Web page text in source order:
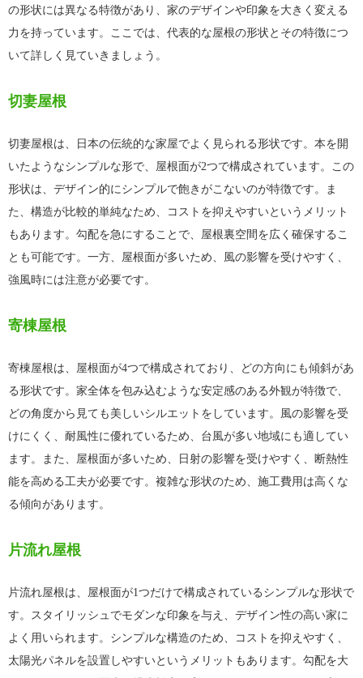
の形状には異なる特徴があり、家のデザインや印象を大きく変える
力を持っています。ここでは、代表的な屋根の形状とその特徴につ
いて詳しく見ていきましょう。
切妻屋根
切妻屋根は、日本の伝統的な家屋でよく見られる形状です。本を開
いたようなシンプルな形で、屋根面が2つで構成されています。この
形状は、デザイン的にシンプルで飽きがこないのが特徴です。ま
た、構造が比較的単純なため、コストを抑えやすいというメリット
もあります。勾配を急にすることで、屋根裏空間を広く確保するこ
とも可能です。一方、屋根面が多いため、風の影響を受けやすく、
強風時には注意が必要です。
寄棟屋根
寄棟屋根は、屋根面が4つで構成されており、どの方向にも傾斜があ
る形状です。家全体を包み込むような安定感のある外観が特徴で、
どの角度から見ても美しいシルエットをしています。風の影響を受
けにくく、耐風性に優れているため、台風が多い地域にも適してい
ます。また、屋根面が多いため、日射の影響を受けやすく、断熱性
能を高める工夫が必要です。複雑な形状のため、施工費用は高くな
る傾向があります。
片流れ屋根
片流れ屋根は、屋根面が1つだけで構成されているシンプルな形状で
す。スタイリッシュでモダンな印象を与え、デザイン性の高い家に
よく用いられます。シンプルな構造のため、コストを抑えやすく、
太陽光パネルを設置しやすいというメリットもあります。勾配を大